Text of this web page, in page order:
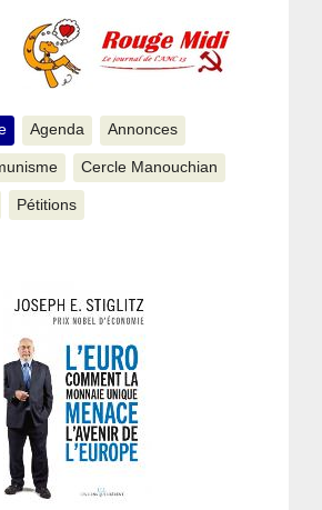
Agenda Annonces
Cercle Manouchian
Pétitions